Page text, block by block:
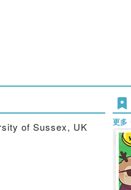
of Sussex, UK
更多